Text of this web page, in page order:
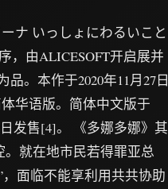
ナ いっしょにわるいこと
，由ALICESOFT开启展并
。本作于2020年11月27日
华语版。简体中文版于
发售[4]。 《多娜多娜》其
就在地市民若得罪亚总
面临不能享利用共共协助